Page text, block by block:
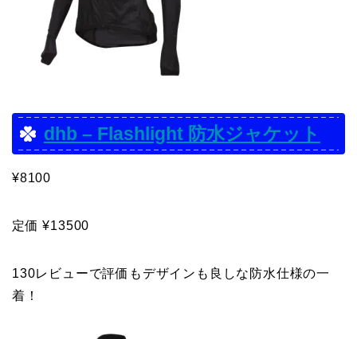
dhb – Flashlight 防水ジャケット
¥8100
定価 ¥13500
130レビューで評価もデザインも良しな防水仕様の一
着！